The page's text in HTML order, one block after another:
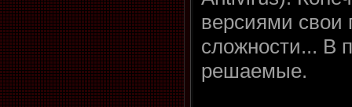
версиями
сложности... В
решаемые.